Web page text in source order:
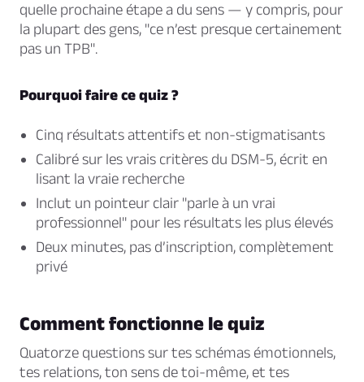
quelle prochaine étape a du sens — y compris, pour
la plupart des gens, "ce n’est presque certainement
pas un TPB".
Pourquoi faire ce quiz ?
Cinq résultats attentifs et non-stigmatisants
Calibré sur les vrais critères du DSM-5, écrit en
lisant la vraie recherche
Inclut un pointeur clair "parle à un vrai
professionnel" pour les résultats les plus élevés
Deux minutes, pas d’inscription, complètement
privé
Comment fonctionne le quiz
Quatorze questions sur tes schémas émotionnels,
tes relations, ton sens de toi-même, et tes